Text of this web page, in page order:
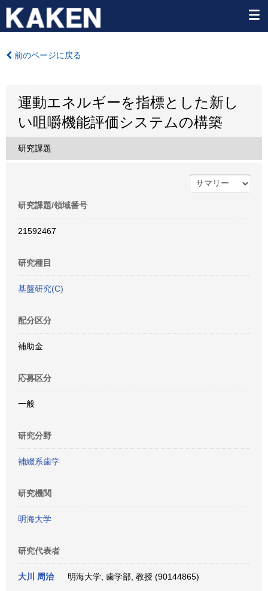
前のページに戻る
運動エネルギーを指標とした新し
い咀嚼機能評価システムの構築
研究課題
研究課題/領域番号
21592467
研究種目
基盤研究(C)
配分区分
補助金
応募区分
一般
研究分野
補綴系歯学
研究機関
明海大学
研究代表者
大川 周治 明海大学, 歯学部, 教授 (90144865)